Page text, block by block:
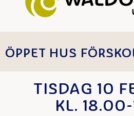
ÖPPET HUS
TISDAG 10
KL.